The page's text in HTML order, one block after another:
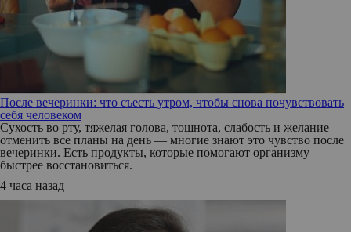
После вечеринки: что съесть утром, чтобы снова почувствовать
себя человеком
Сухость во рту, тяжелая голова, тошнота, слабость и желание
отменить все планы на день — многие знают это чувство после
вечеринки. Есть продукты, которые помогают организму
быстрее восстановиться.
4 часа назад